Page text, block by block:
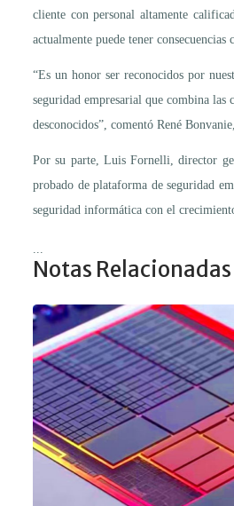
cliente con personal altamente
actualmente puede tener consecuencias
“Es un honor ser reconocidos por
seguridad empresarial que combina
desconocidos”, comentó René
Por su parte, Luis Fornelli, director
probado de plataforma de seguridad
seguridad informática con el
Notas Relacionadas